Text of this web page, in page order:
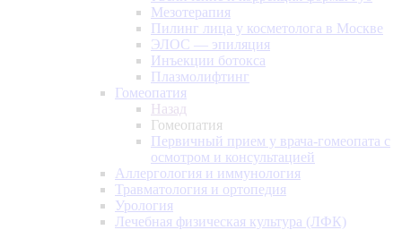
Мезотерапия
Пилинг лица у косметолога в Москве
ЭЛОС — эпиляция
Инъекции ботокса
Плазмолифтинг
Гомеопатия
Назад
Гомеопатия
Первичный прием у врача-гомеопата с
осмотром и консультацией
Аллергология и иммунология
Травматология и ортопедия
Урология
Лечебная физическая культура (ЛФК)